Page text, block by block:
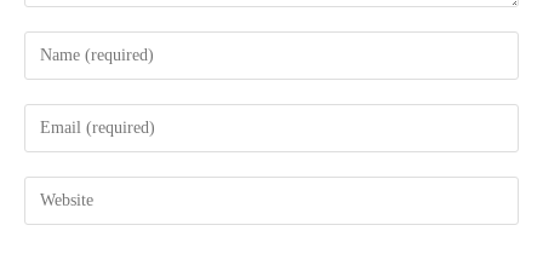
Enter
your
name
comment
Enter
your
email
address
Enter
your